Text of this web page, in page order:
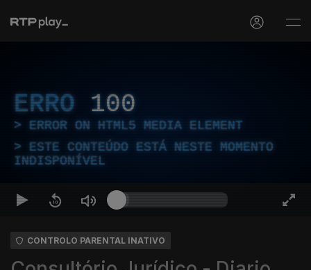
ERRO 100
ERROR ON HTML5 MEDIA ELEMENT
ESTE CONTEÚDO ESTÁ NESTE MOMENTO
INDISPONÍVEL
CONTROLO PARENTAL INATIVO